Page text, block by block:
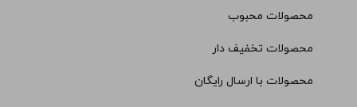
محصولات محبوب
محصولات تخفیف دار
محصولات با ارسال رایگان